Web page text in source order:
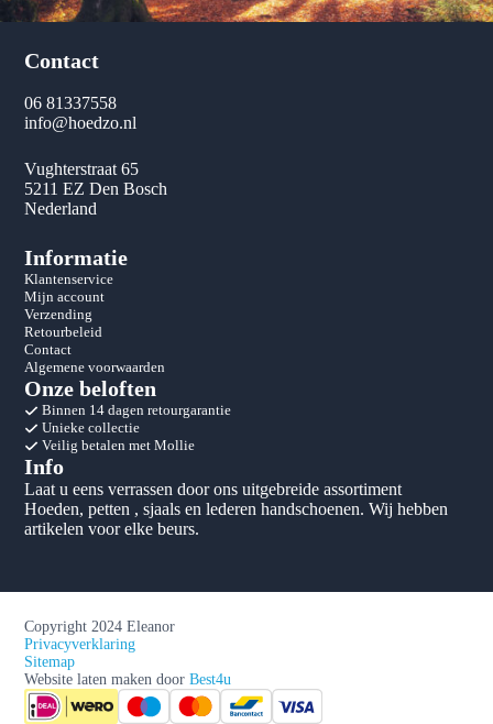
Contact
06 81337558
info@hoedzo.nl
Vughterstraat 65
5211 EZ Den Bosch
Nederland
Informatie
Klantenservice
Mijn account
Verzending
Retourbeleid
Contact
Algemene voorwaarden
Onze beloften
Binnen 14 dagen retourgarantie
Unieke collectie
Veilig betalen met Mollie
Info
Laat u eens verrassen door ons uitgebreide assortiment
Hoeden, petten , sjaals en lederen handschoenen. Wij hebben
artikelen voor elke beurs.
Copyright 2024 Eleanor
Privacyverklaring
Sitemap
Website laten maken doorBest4u